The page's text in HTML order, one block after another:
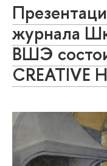
журнала
ВШЭ
CREATIVE